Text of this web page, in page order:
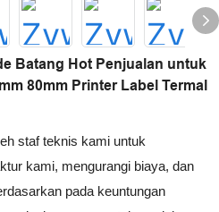
Batang Hot Penjualan untuk
80mm Printer Label Termal
staf teknis kami untuk
kami, mengurangi biaya, dan
pada keuntungan